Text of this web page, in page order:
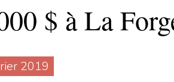
$ à La
2019